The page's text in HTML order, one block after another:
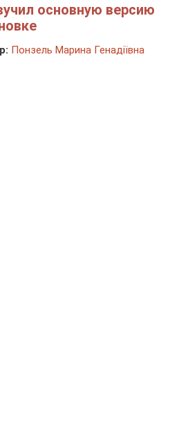
основную версию
Понзель Марина Генадіївна